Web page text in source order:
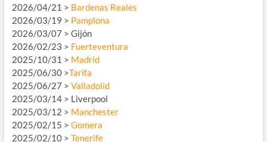
2026/04/21 > Bardenas Reales
2026/03/19 > Pamplona
2026/03/07 > Gijón
2026/02/23 > Fuerteventura
2025/10/31 > Madrid
2025/06/30 >Tarifa
2025/06/27 > Valladolid
2025/03/14 > Liverpool
2025/03/12 > Manchester
2025/02/15 > Gomera
2025/02/10 > Tenerife